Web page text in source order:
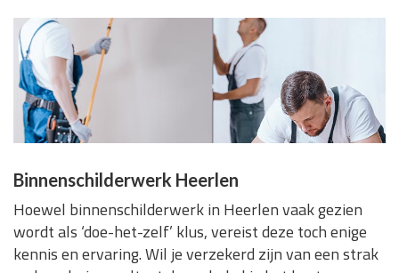
Binnenschilderwerk Heerlen
Hoewel binnenschilderwerk in Heerlen vaak gezien
wordt als ‘doe-het-zelf’ klus, vereist deze toch enige
kennis en ervaring. Wil je verzekerd zijn van een strak